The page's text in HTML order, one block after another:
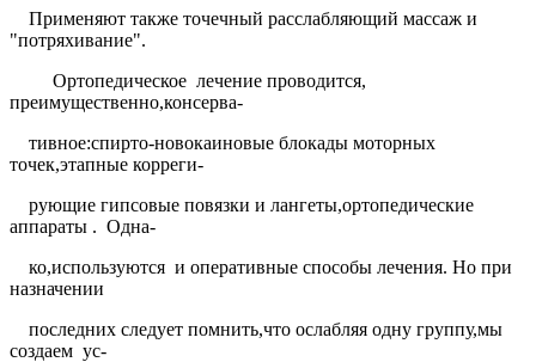
Применяют также точечный расслабляющий массаж и
"потряхивание".
Ортопедическое лечение проводится,
преимущественно,консерва-
тивное:спирто-новокаиновые блокады моторных
точек,этапные корреги-
рующие гипсовые повязки и лангеты,ортопедические
аппараты . Одна-
ко,используются и оперативные способы лечения. Но при
назначении
последних следует помнить,что ослабляя одну группу,мы
создаем ус-